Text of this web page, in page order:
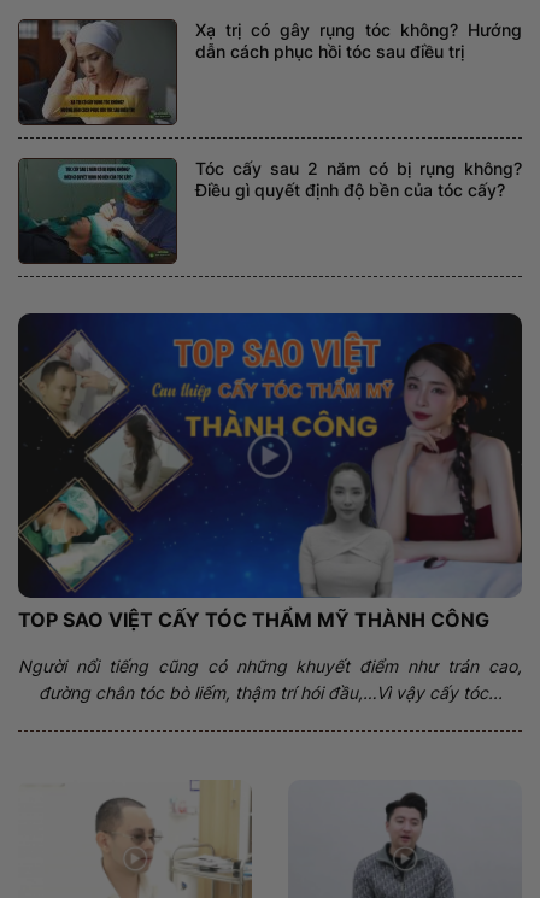
Xạ trị có gây rụng tóc không? Hướng
dẫn cách phục hồi tóc sau điều trị
Tóc cấy sau 2 năm có bị rụng không?
Điều gì quyết định độ bền của tóc cấy?
TOP SAO VIỆT CẤY TÓC THẨM MỸ THÀNH CÔNG
Người nổi tiếng cũng có những khuyết điểm như trán cao,
đường chân tóc bò liếm, thậm trí hói đầu,…Vì vậy cấy tóc...